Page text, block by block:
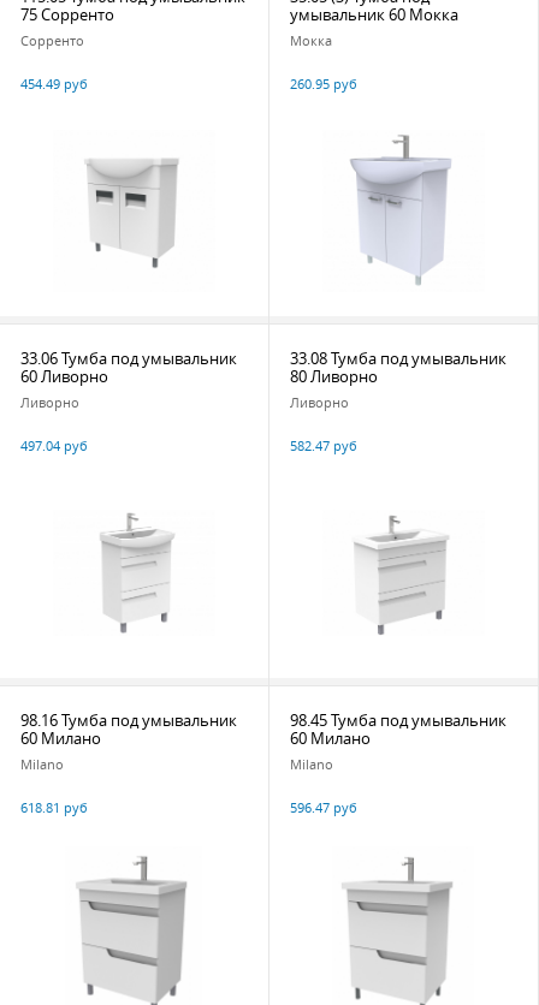
75 Сорренто
Сорренто
454.49 руб
умывальник 60 Мокка
Мокка
260.95 руб
33.06 Тумба под умывальник
60 Ливорно
Ливорно
497.04 руб
33.08 Тумба под умывальник
80 Ливорно
Ливорно
582.47 руб
98.16 Тумба под умывальник
60 Милано
Milano
618.81 руб
98.45 Тумба под умывальник
60 Милано
Milano
596.47 руб